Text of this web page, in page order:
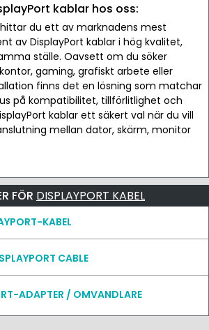
kablar hos oss:
du ett av marknadens mest
av DisplayPort kablar i hög kvalitet,
ställe. Oavsett om du söker
gaming, grafiskt arbete eller
finns det en lösning som matchar
på kompatibilitet, tillförlitlighet och
kablar ett säkert val när du vill
mellan dator, skärm, monitor
FÖR DISPLAYPORT KABEL
KABEL
CABLE
ADAPTER / OMVANDLARE